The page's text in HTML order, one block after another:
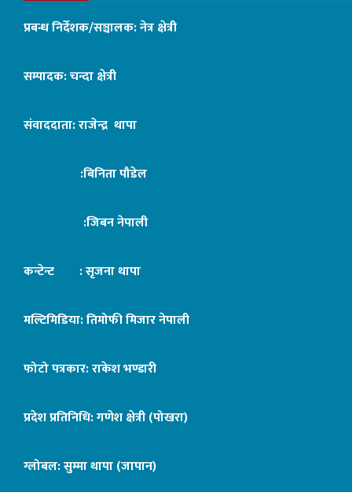
प्रबन्ध निर्देशक/सञ्चालक: नेत्र क्षेत्री
सम्पादक: चन्दा क्षेत्री
संवाददाता: राजेन्द्र थापा
:बिनिता पौडेल
:जिबन नेपाली
कन्टेन्ट : सृजना थापा
मल्टिमिडिया: तिमोफी मिजार नेपाली
फोटो पत्रकार: राकेश भण्डारी
प्रदेश प्रतिनिधि: गणेश क्षेत्री (पोखरा)
ग्लोबल: सुम्मा थापा (जापान)